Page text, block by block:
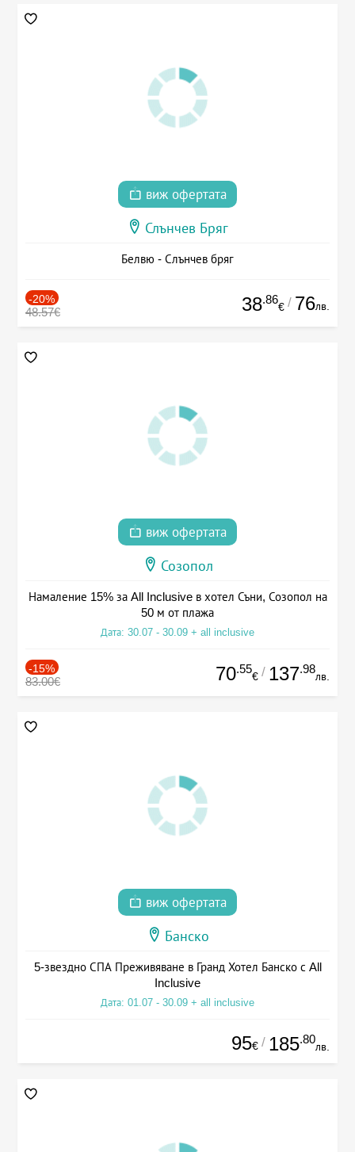
виж офертата
Слънчев Бряг
Белвю - Слънчев бряг
-20%
48.57€ 38.86
€ / 76лв.
виж офертата
Созопол
Намаление 15% за All Inclusive в хотел Съни, Созопол на
50 м от плажа
Дата: 30.07 - 30.09 + all inclusive
-15%
83.00€ 70.55
€ / 137.98
лв.
виж офертата
Банско
5-звездно СПА Преживяване в Гранд Хотел Банско с All
Inclusive
Дата: 01.07 - 30.09 + all inclusive
95€ / 185.80
лв.